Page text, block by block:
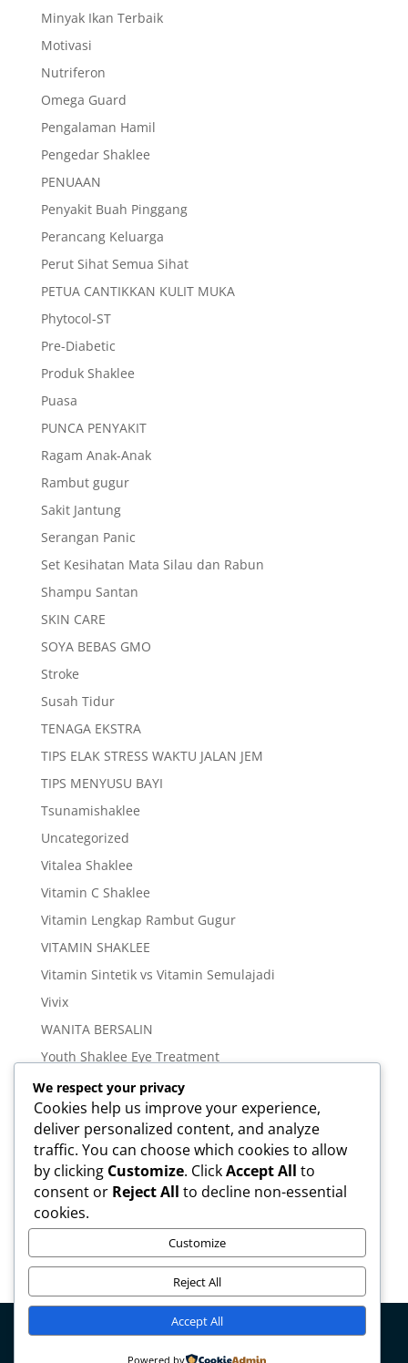
Minyak Ikan Terbaik
Motivasi
Nutriferon
Omega Guard
Pengalaman Hamil
Pengedar Shaklee
PENUAAN
Penyakit Buah Pinggang
Perancang Keluarga
Perut Sihat Semua Sihat
PETUA CANTIKKAN KULIT MUKA
Phytocol-ST
Pre-Diabetic
Produk Shaklee
Puasa
PUNCA PENYAKIT
Ragam Anak-Anak
Rambut gugur
Sakit Jantung
Serangan Panic
Set Kesihatan Mata Silau dan Rabun
Shampu Santan
SKIN CARE
SOYA BEBAS GMO
Stroke
Susah Tidur
TENAGA EKSTRA
TIPS ELAK STRESS WAKTU JALAN JEM
TIPS MENYUSU BAYI
Tsunamishaklee
Uncategorized
Vitalea Shaklee
Vitamin C Shaklee
Vitamin Lengkap Rambut Gugur
VITAMIN SHAKLEE
Vitamin Sintetik vs Vitamin Semulajadi
Vivix
WANITA BERSALIN
Youth Shaklee Eye Treatment
YOUTH SKIN CARE SERIES
Meta
Log in
Entries feed
Comments feed
Copyright © mirahamzah.com Design by
We respect your privacy
Cookies help us improve your experience,
deliver personalized content, and analyze
traffic. You can choose which cookies to allow
by clicking Customize. ClickAccept All to
consent or Reject All to decline non-essential
cookies.
Customize
Reject All
Accept All
Powered by